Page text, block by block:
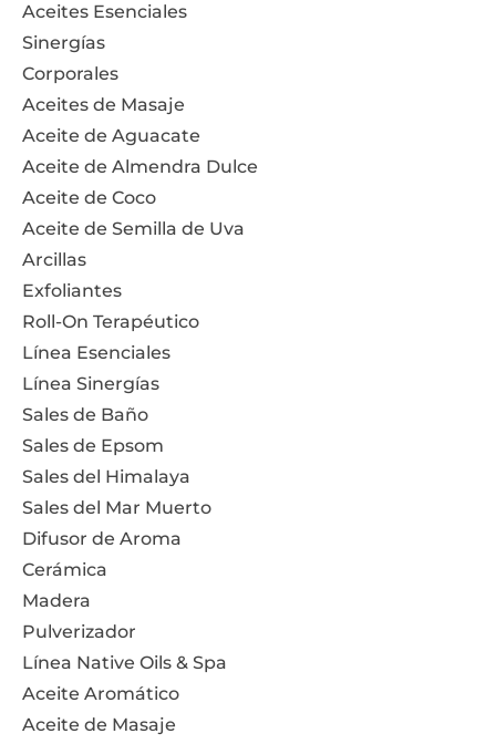
Aceites Esenciales
Sinergías
Corporales
Aceites de Masaje
Aceite de Aguacate
Aceite de Almendra Dulce
Aceite de Coco
Aceite de Semilla de Uva
Arcillas
Exfoliantes
Roll-On Terapéutico
Línea Esenciales
Línea Sinergías
Sales de Baño
Sales de Epsom
Sales del Himalaya
Sales del Mar Muerto
Difusor de Aroma
Cerámica
Madera
Pulverizador
Línea Native Oils & Spa
Aceite Aromático
Aceite de Masaje